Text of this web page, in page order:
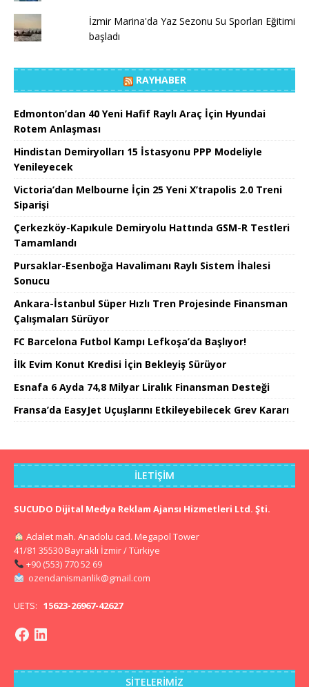
İzmir Marina'da Yaz Sezonu Su Sporları Eğitimi
başladı
RAYHABER
Edmonton’dan 40 Yeni Hafif Raylı Araç İçin Hyundai
Rotem Anlaşması
Hindistan Demiryolları 15 İstasyonu PPP Modeliyle
Yenileyecek
Victoria’dan Melbourne İçin 25 Yeni X’trapolis 2.0 Treni
Siparişi
Çerkezköy-Kapıkule Demiryolu Hattında GSM-R Testleri
Tamamlandı
Pursaklar-Esenboğa Havalimanı Raylı Sistem İhalesi
Sonucu
Ankara-İstanbul Süper Hızlı Tren Projesinde Finansman
Çalışmaları Sürüyor
FC Barcelona Futbol Kampı Lefkoşa’da Başlıyor!
İlk Evim Konut Kredisi İçin Bekleyiş Sürüyor
Esnafa 6 Ayda 74,8 Milyar Liralık Finansman Desteği
Fransa’da EasyJet Uçuşlarını Etkileyebilecek Grev Kararı
İLETIŞIM
SUCUDO Dijital Medya Reklam Ajansı Hizmetleri Ltd. Şti.
Adalet mah. Anadolu cad. Megapol Tower
41/81 35530 Bayraklı İzmir / Türkiye
+90 (553) 770 52 69
ozendanismanlik@gmail.com
UETS: 15623-26967-42627
SITELERIMIZ